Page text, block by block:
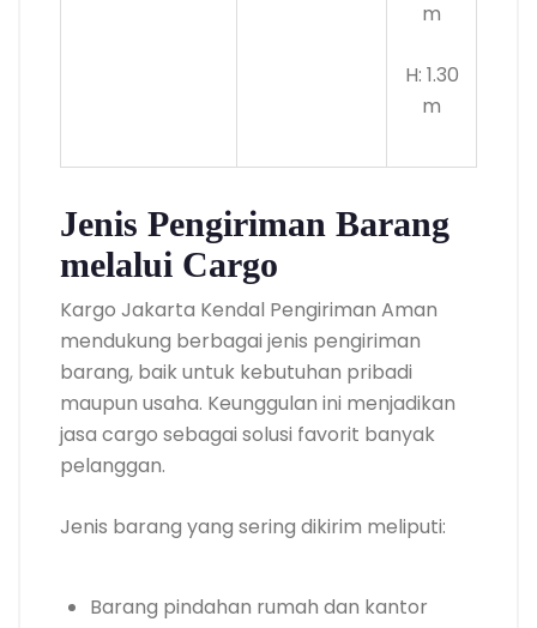
m
H: 1.30
m
Jenis Pengiriman Barang
melalui Cargo
Kargo Jakarta Kendal Pengiriman Aman
mendukung berbagai jenis pengiriman
barang, baik untuk kebutuhan pribadi
maupun usaha. Keunggulan ini menjadikan
jasa cargo sebagai solusi favorit banyak
pelanggan.
Jenis barang yang sering dikirim meliputi:
Barang pindahan rumah dan kantor